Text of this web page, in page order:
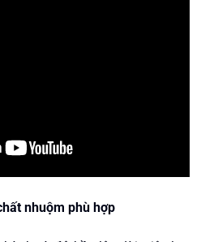
nhuộm phù hợp